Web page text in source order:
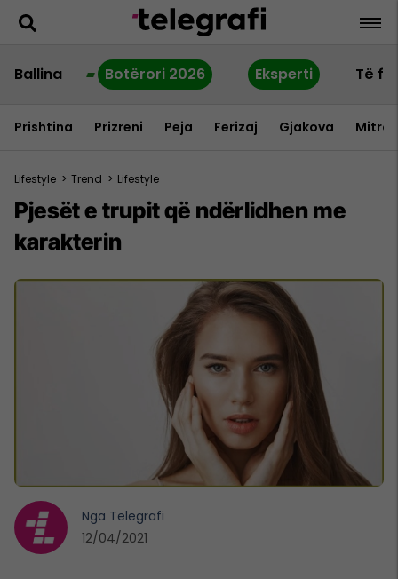
Ballina Botërori 2026 Eksperti Të
Prishtina Prizreni Peja Ferizaj Gjakova
Lifestyle > Trend > Lifestyle
Pjesët e trupit që ndërlidhen me
karakterin
Nga Telegrafi
12/04/2021